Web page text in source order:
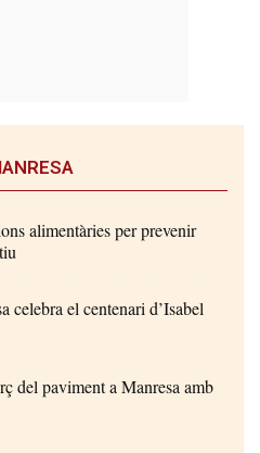
alimentàries per prevenir
celebra el centenari d’Isabel
del paviment a Manresa amb